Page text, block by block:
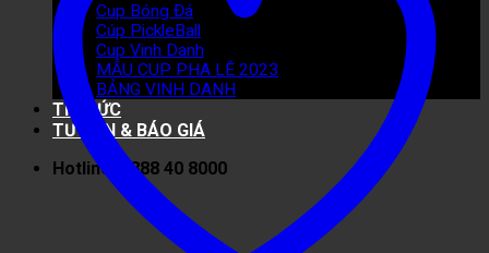
Cup Bóng Đá
Cúp PickleBall
Cup Vinh Danh
MẪU CUP PHA LÊ 2023
BẢNG VINH DANH
TIN TỨC
TƯ VẤN & BÁO GIÁ
Hotline: 0888 40 8000